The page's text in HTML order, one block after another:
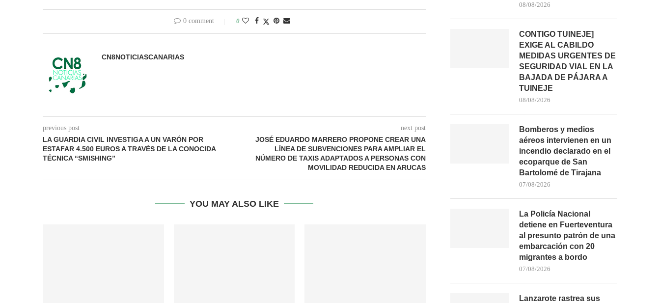
0 comment 0
CN8NOTICIASCANARIAS
previous post
LA GUARDIA CIVIL INVESTIGA A UN VARÓN POR
ESTAFAR 4.500 EUROS A TRAVÉS DE LA CONOCIDA
TÉCNICA “SMISHING”
next post
JOSÉ EDUARDO MARRERO PROPONE CREAR UNA
LÍNEA DE SUBVENCIONES PARA AMPLIAR EL
NÚMERO DE TAXIS ADAPTADOS A PERSONAS CON
MOVILIDAD REDUCIDA EN ARUCAS
YOU MAY ALSO LIKE
08/08/2026
CONTIGO TUINEJE]
EXIGE AL CABILDO
MEDIDAS URGENTES DE
SEGURIDAD VIAL EN LA
BAJADA DE PÁJARA A
TUINEJE
08/08/2026
Bomberos y medios
aéreos intervienen en un
incendio declarado en el
ecoparque de San
Bartolomé de Tirajana
07/08/2026
La Policía Nacional
detiene en Fuerteventura
al presunto patrón de una
embarcación con 20
migrantes a bordo
07/08/2026
Lanzarote rastrea sus